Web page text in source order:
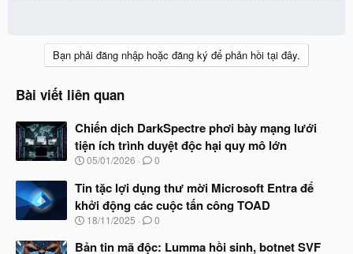
Bạn phải đăng nhập hoặc đăng ký để phản hồi tại đây.
Bài viết liên quan
Chiến dịch DarkSpectre phơi bày mạng lưới
tiện ích trình duyệt độc hại quy mô lớn
N
à
y
b
ắ
đ
05/01/2026 0
Tin tặc lợi dụng thư mời Microsoft Entra để
khởi động các cuộc tấn công TOAD
N
à
18/11/2025 0
Bản tin mã độc: Lumma hồi sinh, botnet SVF